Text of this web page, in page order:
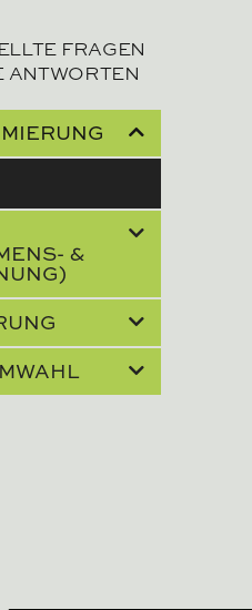
FRAGEN
ANTWORTEN
&